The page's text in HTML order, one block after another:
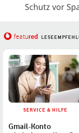
Schutz vor
featured
SERVICE & HILFE
Gmail-Konto